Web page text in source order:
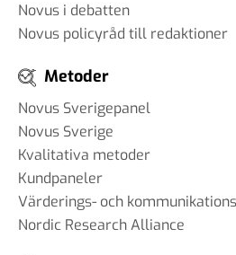
Novus i debatten
Novus policyråd till redaktioner
Metoder
Novus Sverigepanel
Novus Sverige
Kvalitativa metoder
Kundpaneler
Värderings- och
Nordic Research Alliance